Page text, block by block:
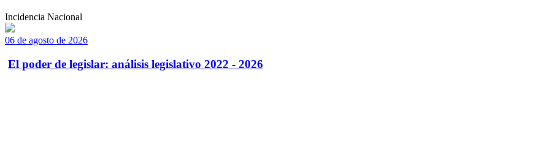
Incidencia Nacional
06 de agosto de 2026
El poder de legislar: análisis legislativo 2022 - 2026